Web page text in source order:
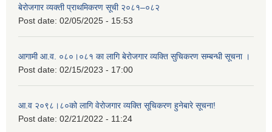
बेरोजगार व्यक्ती प्राथमिकरण सूची २०८१–०८२
Post date: 02/05/2025 - 15:53
आगामी आ.व. ०८०।०८१ का लागि बेरोजगार व्यक्ति सुचिकरण सम्बन्धी सूचना ।
Post date: 02/15/2023 - 17:00
आ.व २०९८।८०को लागि वेरोजगार व्यक्ति सूचिकरण हुनेबारे सूचना!
Post date: 02/21/2022 - 11:24